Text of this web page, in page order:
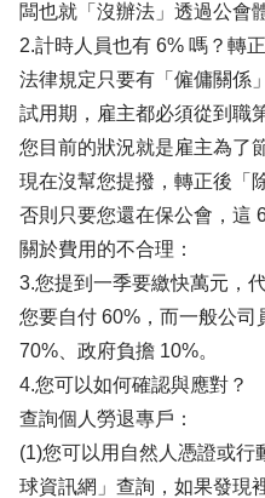
闆也就「沒辦法」透過公會
2.計時人員也有 6% 嗎？轉
法律規定只要有「僱傭關係
試用期，雇主都必須從到職
您目前的狀況就是雇主為了
現在沒幫您提撥，轉正後「
否則只要您還在保公會，這
關於費用的不合理：
3.您提到一季要繳快萬元，
您要自付 60%，而一般公
70%、政府負擔 10%。
4.您可以如何確認與應對？
查詢個人勞退專戶：
(1)您可以用自然人憑證或行
球資訊網」查詢，如果發現